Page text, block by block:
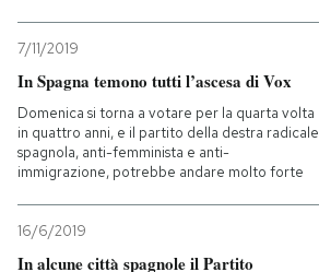
7/11/2019
In Spagna temono tutti l’ascesa di Vox
Domenica si torna a votare per la quarta volta
in quattro anni, e il partito della destra radicale
spagnola, anti-femminista e anti-
immigrazione, potrebbe andare molto forte
16/6/2019
In alcune città spagnole il Partito